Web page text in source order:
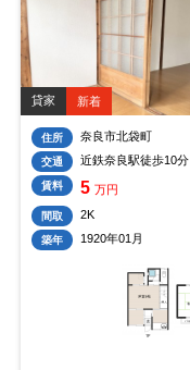
貸家 新着
住所 奈良市北袋町
交通 近鉄奈良駅徒歩10分
賃料 5 万円
間取 2K
築年 1920年01月